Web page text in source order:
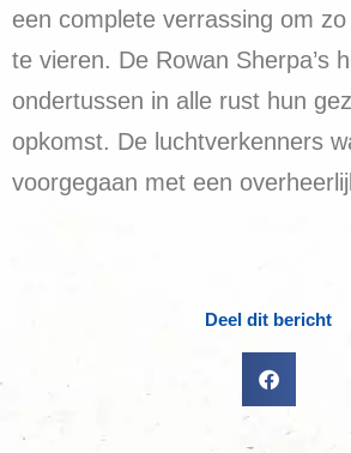
een complete verrassing om
te vieren. De Rowan Sherpa’s
ondertussen in alle rust hun
opkomst. De luchtverkenners
voorgegaan met een
Deel dit bericht